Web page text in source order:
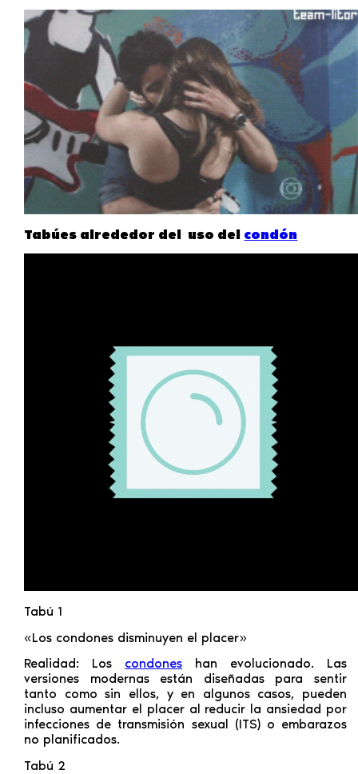
Tabúes alrededor del uso del condón
Tabú 1
«Los condones disminuyen el placer»
Realidad: Los condones han evolucionado. Las
versiones modernas están diseñadas para sentir
tanto como sin ellos, y en algunos casos, pueden
incluso aumentar el placer al reducir la ansiedad por
infecciones de transmisión sexual (ITS) o embarazos
no planificados.
Tabú 2